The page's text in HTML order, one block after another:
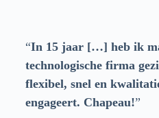
“In 15 jaar […] heb ik
technologische firma
flexibel, snel en
engageert. Chapeau!”